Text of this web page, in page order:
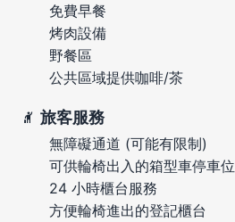
免費早餐
烤肉設備
野餐區
公共區域提供咖啡/茶
旅客服務
無障礙通道 (可能有限制)
可供輪椅出入的箱型車停車位
24 小時櫃台服務
方便輪椅進出的登記櫃台